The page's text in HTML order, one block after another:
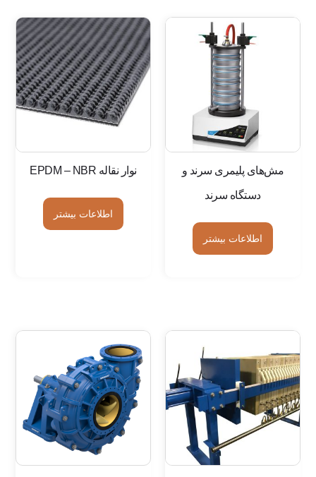
مش‌های پلیمری سرند و
دستگاه سرند
اطلاعات بیشتر
نوار نقاله EPDM – NBR
اطلاعات بیشتر